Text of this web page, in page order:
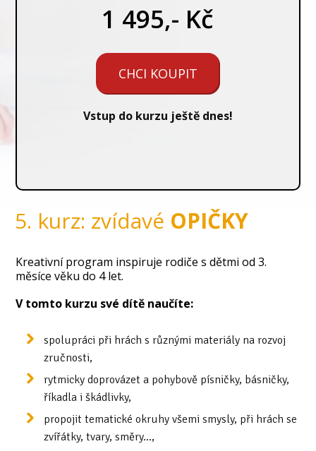
1 495,- Kč
CHCI KOUPIT
Vstup do kurzu ještě dnes!
5. kurz: zvídavé OPIČKY
Kreativní program inspiruje rodiče s dětmi od 3.
měsíce věku do 4 let.
V tomto kurzu své dítě naučíte:
spolupráci při hrách s různými materiály na rozvoj
zručnosti,
rytmicky doprovázet a pohybově písničky, básničky,
říkadla i škádlivky,
propojit tematické okruhy všemi smysly, při hrách se
zvířátky, tvary, směry...,